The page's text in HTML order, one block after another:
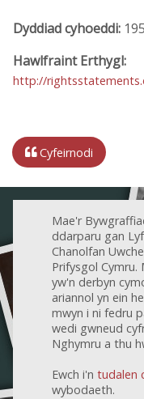
Dyddiad cyhoeddi:
Hawlfraint Erthygl:
http://
Cyfeirnodi
Mae'r
ddarparu gan
Chanolfan
Prifysgol Cymru.
yw'n derbyn
ariannol yn ein
mwyn i ni fedru
wedi gwneud
Nghymru a thu
Ewch i'n tudalen
wybodaeth.